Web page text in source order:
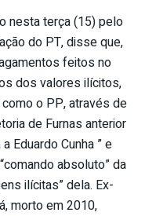
nesta terça (15) pelo
do PT, disse que,
feitos no
dos valores ilícitos,
o PP, através de
de Furnas anterior
Eduardo Cunha ” e
absoluto” da
ilícitas” dela. Ex-
morto em 2010,